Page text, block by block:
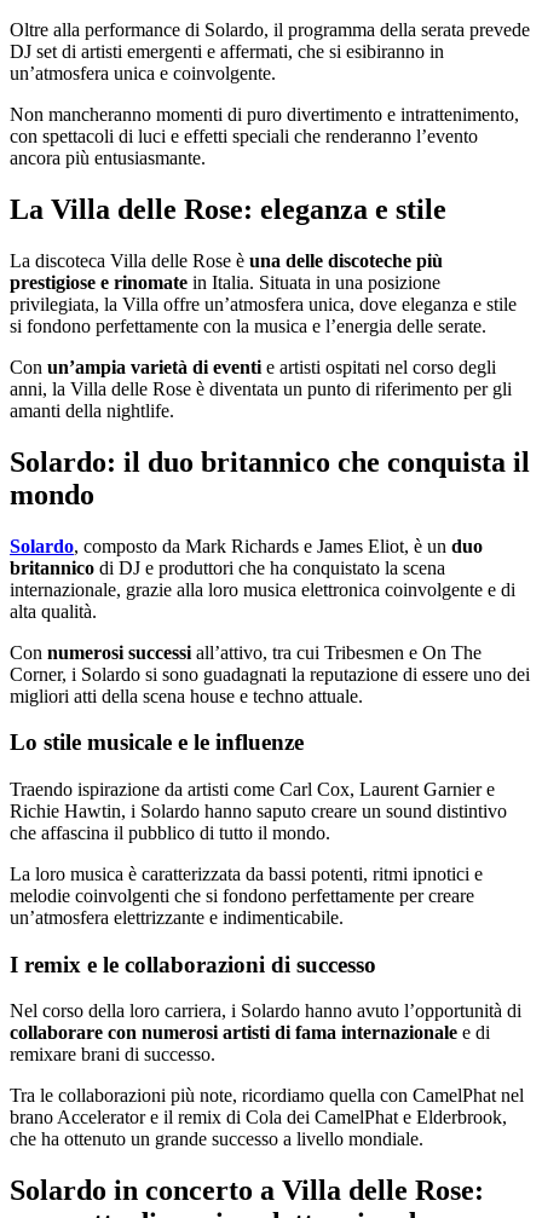
Oltre alla performance di Solardo, il programma della serata prevede
DJ set di artisti emergenti e affermati, che si esibiranno in
un’atmosfera unica e coinvolgente.
Non mancheranno momenti di puro divertimento e intrattenimento,
con spettacoli di luci e effetti speciali che renderanno l’evento
ancora più entusiasmante.
La Villa delle Rose: eleganza e stile
La discoteca Villa delle Rose è una delle discoteche più
prestigiose e rinomate in Italia. Situata in una posizione
privilegiata, la Villa offre un’atmosfera unica, dove eleganza e stile
si fondono perfettamente con la musica e l’energia delle serate.
Con un’ampia varietà di eventi e artisti ospitati nel corso degli
anni, la Villa delle Rose è diventata un punto di riferimento per gli
amanti della nightlife.
Solardo: il duo britannico che conquista il
mondo
Solardo, composto da Mark Richards e James Eliot, è un duo
britannico di DJ e produttori che ha conquistato la scena
internazionale, grazie alla loro musica elettronica coinvolgente e di
alta qualità.
Con numerosi successi all’attivo, tra cui Tribesmen e On The
Corner, i Solardo si sono guadagnati la reputazione di essere uno dei
migliori atti della scena house e techno attuale.
Lo stile musicale e le influenze
Traendo ispirazione da artisti come Carl Cox, Laurent Garnier e
Richie Hawtin, i Solardo hanno saputo creare un sound distintivo
che affascina il pubblico di tutto il mondo.
La loro musica è caratterizzata da bassi potenti, ritmi ipnotici e
melodie coinvolgenti che si fondono perfettamente per creare
un’atmosfera elettrizzante e indimenticabile.
I remix e le collaborazioni di successo
Nel corso della loro carriera, i Solardo hanno avuto l’opportunità di
collaborare con numerosi artisti di fama internazionale e di
remixare brani di successo.
Tra le collaborazioni più note, ricordiamo quella con CamelPhat nel
brano Accelerator e il remix di Cola dei CamelPhat e Elderbrook,
che ha ottenuto un grande successo a livello mondiale.
Solardo in concerto a Villa delle Rose: